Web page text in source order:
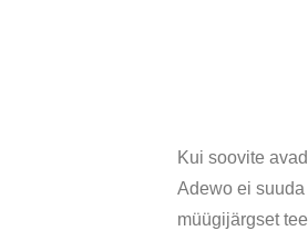
Kui soovite
Adewo ei
müügijärgset